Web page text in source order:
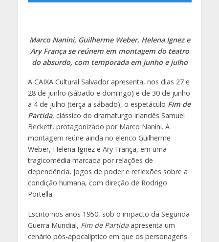
Marco Nanini, Guilherme Weber, Helena Ignez e
Ary França se reúnem em montagem do teatro
do absurdo, com temporada em junho e julho
A CAIXA Cultural Salvador apresenta, nos dias 27 e
28 de junho (sábado e domingo) e de 30 de junho
a 4 de julho (terça a sábado), o espetáculo Fim de
Partida, clássico do dramaturgo irlandês Samuel
Beckett, protagonizado por Marco Nanini. A
montagem reúne ainda no elenco Guilherme
Weber, Helena Ignez e Ary França, em uma
tragicomédia marcada por relações de
dependência, jogos de poder e reflexões sobre a
condição humana, com direção de Rodrigo
Portella.
Escrito nos anos 1950, sob o impacto da Segunda
Guerra Mundial, Fim de Partidaapresenta um
cenário pós-apocalíptico em que os personagens